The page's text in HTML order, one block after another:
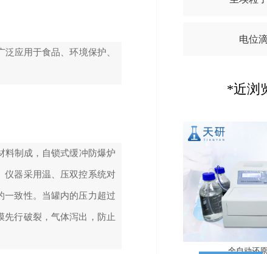
应用于食品、环境保护、
料制成，自锁式缓冲防爆炉
仪器采用温、压双控系统对
一致性。当罐内的压力超过
先行破裂，气体泻出，防止
电位
*近浏
全自动还